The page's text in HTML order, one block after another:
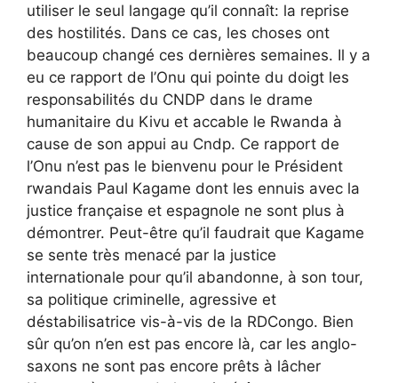
utiliser le seul langage qu’il connaît: la reprise
des hostilités. Dans ce cas, les choses ont
beaucoup changé ces dernières semaines. Il y a
eu ce rapport de l’Onu qui pointe du doigt les
responsabilités du CNDP dans le drame
humanitaire du Kivu et accable le Rwanda à
cause de son appui au Cndp. Ce rapport de
l’Onu n’est pas le bienvenu pour le Président
rwandais Paul Kagame dont les ennuis avec la
justice française et espagnole ne sont plus à
démontrer. Peut-être qu’il faudrait que Kagame
se sente très menacé par la justice
internationale pour qu’il abandonne, à son tour,
sa politique criminelle, agressive et
déstabilisatrice vis-à-vis de la RDCongo. Bien
sûr qu’on n’en est pas encore là, car les anglo-
saxons ne sont pas encore prêts à lâcher